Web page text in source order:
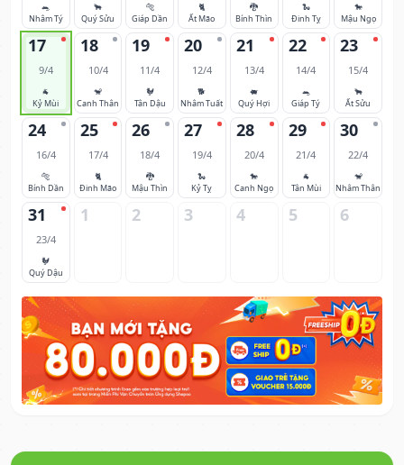
🐀
Nhâm Tý
🐂
Quý Sửu
🐅
Giáp Dần
🐈
Ất Mão
🐉
Bính Thìn
🐍
Đinh Tỵ
🐎
Mậu Ngọ
17
9/4
🐐
Kỷ Mùi
18
10/4
🐒
Canh Thân
19
11/4
🐓
Tân Dậu
20
12/4
🐕
Nhâm Tuất
21
13/4
🐖
Quý Hợi
22
14/4
🐀
Giáp Tý
23
15/4
🐂
Ất Sửu
24
16/4
🐅
Bính Dần
25
17/4
🐈
Đinh Mão
26
18/4
🐉
Mậu Thìn
27
19/4
🐍
Kỷ Tỵ
28
20/4
🐎
Canh Ngọ
29
21/4
🐐
Tân Mùi
30
22/4
🐒
Nhâm Thân
31
23/4
🐓
Quý Dậu
1 2 3 4 5 6